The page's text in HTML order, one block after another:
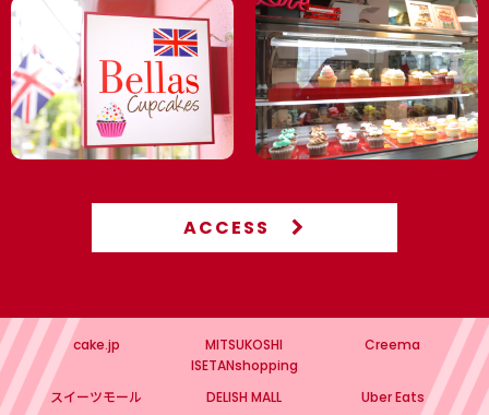
🎁 入学・卒業｜入園・卒園｜スポーツ・背番号｜お祝い・ギフ
🍼 赤ちゃんのお祝い｜ジェンダー リビール・ベビーシャワ
ー 4,000円以上で冷凍配送無料（8月末まで）
【個人】パーティー 4,000円以上で冷凍配送無料（8月末ま
で）
🏠 高輪店で予約なしで購入できるメニュー
💖 PINK
💙 BLUE
ACCESS
cake.jp
MITSUKOSHI
ISETANshopping
Creema
スイーツモール DELISH MALL
Uber Eats